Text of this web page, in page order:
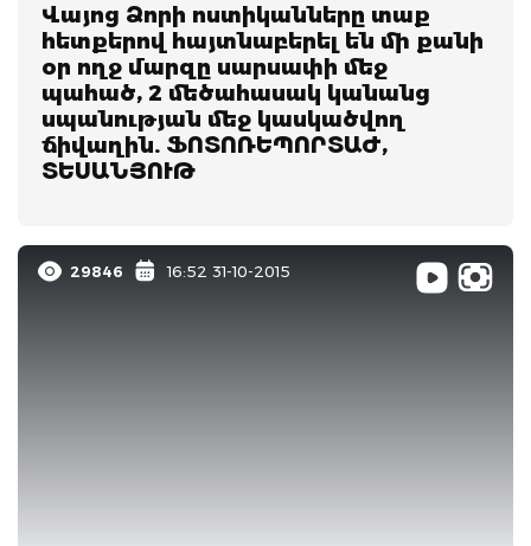
Վայոց Ձորի ոստիկանները տաք
հետքերով հայտնաբերել են մի քանի
օր ողջ մարզը սարսափի մեջ
պահած, 2 մեծահասակ կանանց
սպանության մեջ կասկածվող
ճիվաղին. ՖՈՏՈՌԵՊՈՐՏԱԺ,
ՏԵՍԱՆՅՈՒԹ
29846 16:52 31-10-2015